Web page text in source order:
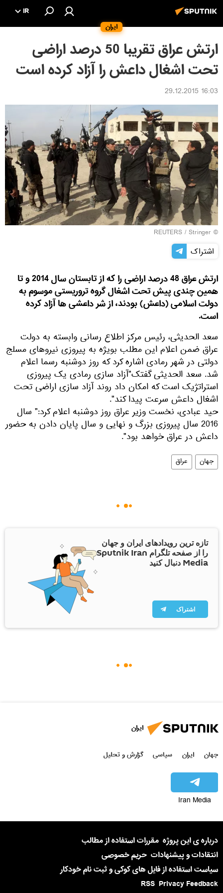
ایران
IR
ارتش عراق تقریبا 50 درصد اراضی
تحت اشغال داعش را آزاد کرده است
16:03 29.12.2015
©
REUTERS / Stringer
اشتراک
ارتش عراق 48 درصد اراضی را که از تابستان سال 2014 و تا
همین چندی پیش تحت اشغال گروه تروریستی موسوم به
دولت اسلامی (داعش) بودند، از شر داعشی ها آزاد کرده
است.
سعد الحدیثی، رئیس مرکز اطلاع رسانی وابسته به دولت
عراق ضمن اعلام این مطلب بويژه به پیروزی نیروهای مسلج
دولتی در شهر رمادی اشاره کرد که روز دوشنبه رسما اعلام
شد. سعد الحدیثی گفتک"آزاد سازی رمادی یک پیروزی
استراتژیک است که امکان داد روند آزاد سازی اراضی تحت
اشغال داعش سرعت پیدا کند".
حید عبادی، نخست وزیر عراق روز دوشنبه اعلام کرد:" سال
2016 سال پیروزی بزرگ و نهایی و سال پایان دادن به حضور
داعش در عراق خواهد بود".
جهان عراق
تازه ترین رویدادهای ایران و جهان
را از صفحه تلگرام Sputnik Iran
Media دنبال کنید
اشتراک
ایران
جهان ایران سیاسی گزارش و تحلیل
Iran Media
درباره ی این پروژه مقررات استفاده از مطالب
انتقادات و پیشنهادات حریم خصوصی
سیاست استفاده از فایل های کوکی و ثبت نام خودکار
Privacy Feedback
RSS